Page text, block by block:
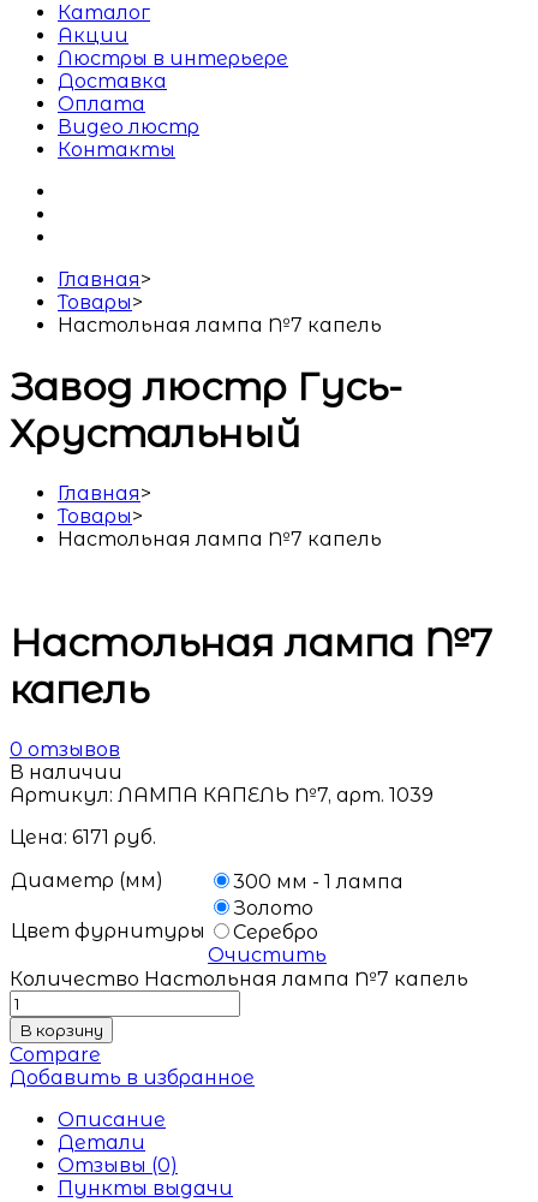
Каталог
Акции
Люстры в интерьере
Доставка
Оплата
Видео люстр
Контакты
Главная>
Товары>
Настольная лампа №7 капель
Завод люстр Гусь-
Хрустальный
Главная>
Товары>
Настольная лампа №7 капель
Настольная лампа №7
капель
0 отзывов
В наличии
Артикул: ЛАМПА КАПЕЛЬ №7, арт. 1039
Цена: 6171 руб.
Диаметр (мм)
300 мм - 1 лампа
Цвет фурнитуры
Золото
Серебро
Очистить
Количество Настольная лампа №7 капель
В корзину
Compare
Добавить в избранное
Описание
Детали
Отзывы (0)
Пункты выдачи